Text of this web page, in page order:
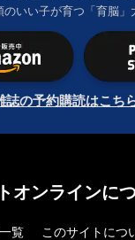
のいい子が育つ「育脳」
誌の予約購読はこち
オンラインに
覧
このサイトにつ